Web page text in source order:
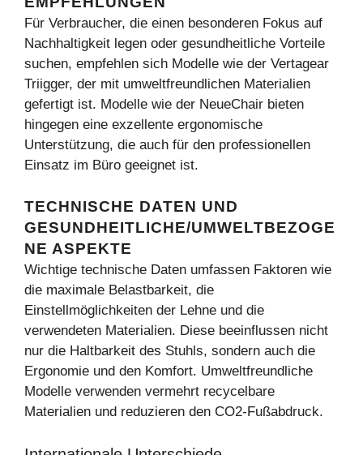
Für Verbraucher, die einen besonderen Fokus auf
Nachhaltigkeit legen oder gesundheitliche Vorteile
suchen, empfehlen sich Modelle wie der Vertagear
Triigger, der mit umweltfreundlichen Materialien
gefertigt ist. Modelle wie der NeueChair bieten
hingegen eine exzellente ergonomische
Unterstützung, die auch für den professionellen
Einsatz im Büro geeignet ist.
TECHNISCHE DATEN UND
GESUNDHEITLICHE/UMWELTBEZOGE
NE ASPEKTE
Wichtige technische Daten umfassen Faktoren wie
die maximale Belastbarkeit, die
Einstellmöglichkeiten der Lehne und die
verwendeten Materialien. Diese beeinflussen nicht
nur die Haltbarkeit des Stuhls, sondern auch die
Ergonomie und den Komfort. Umweltfreundliche
Modelle verwenden vermehrt recycelbare
Materialien und reduzieren den CO2-Fußabdruck.